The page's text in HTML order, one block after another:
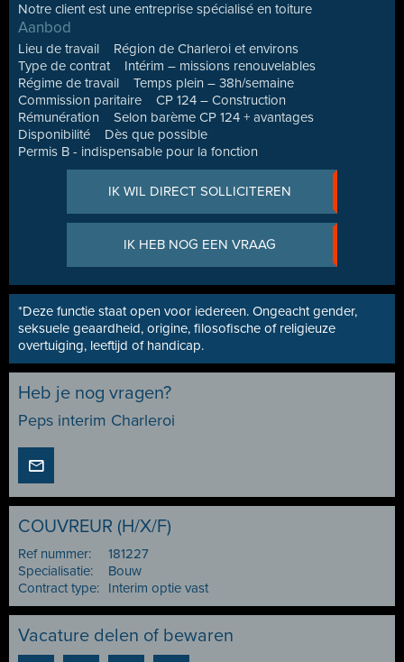
Notre client est une entreprise spécialisé en toiture
Aanbod
Lieu de travail Région de Charleroi et environs
Type de contrat Intérim – missions renouvelables
Régime de travail Temps plein – 38h/semaine
Commission paritaire CP 124 – Construction
Rémunération Selon barème CP 124 + avantages
Disponibilité Dès que possible
Permis B - indispensable pour la fonction
IK WIL DIRECT SOLLICITEREN
IK HEB NOG EEN VRAAG
*Deze functie staat open voor iedereen. Ongeacht gender,
seksuele geaardheid, origine, filosofische of religieuze
overtuiging, leeftijd of handicap.
Heb je nog vragen?
Peps interim Charleroi
COUVREUR (H/X/F)
Ref nummer:
181227
Specialisatie:
Bouw
Contract type:
Interim optie vast
Vacature delen of bewaren